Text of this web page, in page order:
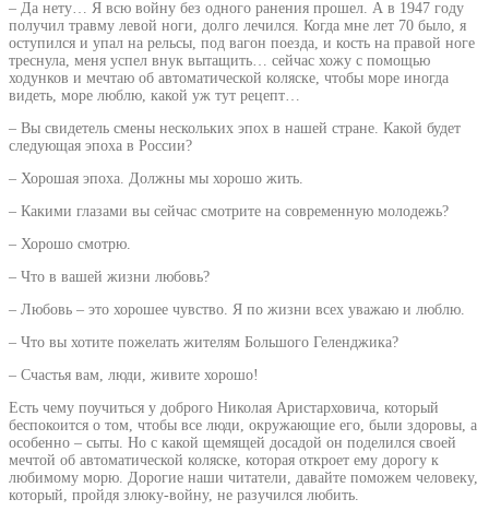
– Да нету… Я всю войну без одного ранения прошел. А в 1947 году
получил травму левой ноги, долго лечился. Когда мне лет 70 было, я
оступился и упал на рельсы, под вагон поезда, и кость на правой ноге
треснула, меня успел внук вытащить… сейчас хожу с помощью
ходунков и мечтаю об автоматической коляске, чтобы море иногда
видеть, море люблю, какой уж тут рецепт…
– Вы свидетель смены нескольких эпох в нашей стране. Какой будет
следующая эпоха в России?
– Хорошая эпоха. Должны мы хорошо жить.
– Какими глазами вы сейчас смотрите на современную молодежь?
– Хорошо смотрю.
– Что в вашей жизни любовь?
– Любовь – это хорошее чувство. Я по жизни всех уважаю и люблю.
– Что вы хотите пожелать жителям Большого Геленджика?
– Счастья вам, люди, живите хорошо!
Есть чему поучиться у доброго Николая Аристарховича, который
беспокоится о том, чтобы все люди, окружающие его, были здоровы, а
особенно – сыты. Но с какой щемящей досадой он поделился своей
мечтой об автоматической коляске, которая откроет ему дорогу к
любимому морю. Дорогие наши читатели, давайте поможем человеку,
который, пройдя злюку-войну, не разучился любить.